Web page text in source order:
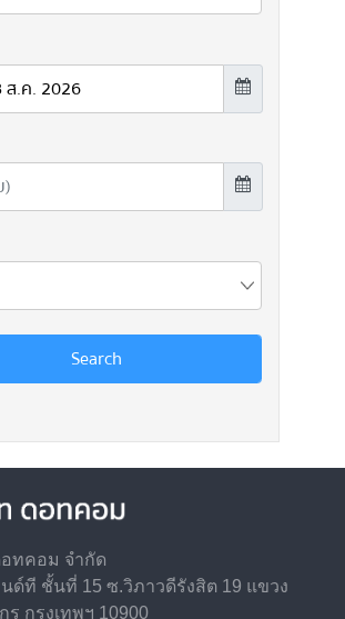
ทคอม จำกัด
ด์ที ชั้นที่ 15 ซ.วิภาวดีรังสิต 19 แขวง
ร กรุงเทพฯ 10900